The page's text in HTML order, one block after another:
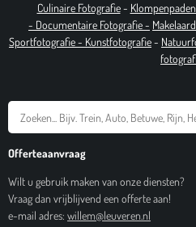
Culinaire Fotografie-
- Documentaire Fotografie-
Sportfotografie - Kunstfotografie-
Offerteaanvraag
Wilt u gebruik maken van onze diensten?
Vraag dan vrijblijvend een offerte aan!
e-mail adres: willem@leuveren.nl